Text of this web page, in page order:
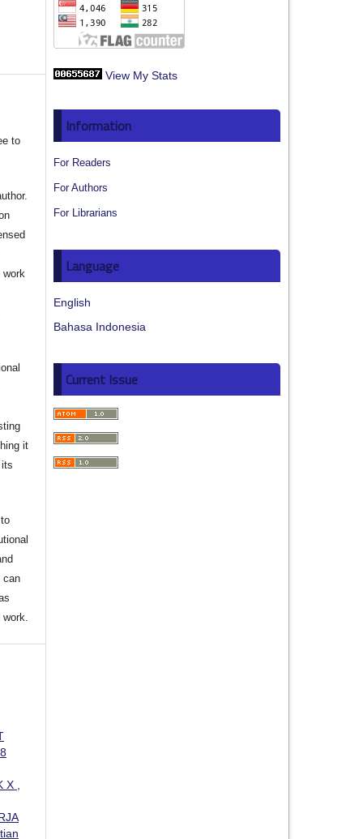
to
work
it
can
X
View My Stats
Information
For Readers
For Authors
For Librarians
Language
English
Bahasa Indonesia
Current Issue